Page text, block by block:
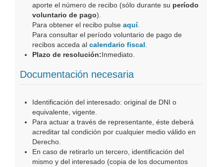
aporte el número de recibo (sólo durante su período
voluntario de pago).
Para obtener el recibo pulse aquí.
Para consultar el período voluntario de pago de
recibos acceda al calendario fiscal.
Plazo de resolución:Inmediato.
Documentación necesaria
Identificación del interesado: original de DNI o
equivalente, vigente.
Para actuar a través de representante, éste deberá
acreditar tal condición por cualquier medio válido en
Derecho.
En caso de retirarlo un tercero, identificación del
mismo y del interesado (copia de los documentos